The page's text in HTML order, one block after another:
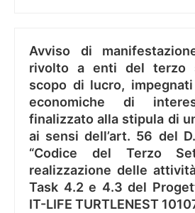
Avviso di
rivolto a enti del terzo
scopo di lucro,
economiche di
finalizzato alla stipula di
ai sensi dell’art. 56 del
“Codice del Terzo
realizzazione delle
Task 4.2 e 4.3 del
IT-LIFE TURTLENEST